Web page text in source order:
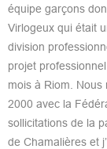
équipe garçons
Virlogeux qui était
division
projet
mois à Riom. Nous
2000 avec la
sollicitations de la
de Chamalières et